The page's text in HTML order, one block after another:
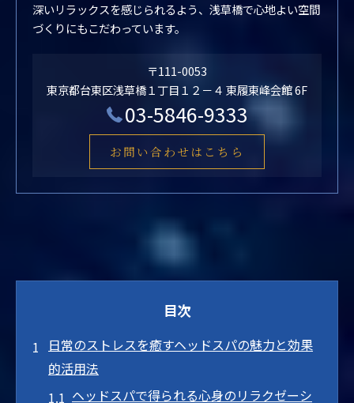
深いリラックスを感じられるよう、浅草橋で心地よい空間
づくりにもこだわっています。
〒111-0053
東京都台東区浅草橋１丁目１２－４ 東履東峰会館 6F
03-5846-9333
お問い合わせはこちら
目次
日常のストレスを癒すヘッドスパの魅力と効果
的活用法
ヘッドスパで得られる心身のリラクゼーシ